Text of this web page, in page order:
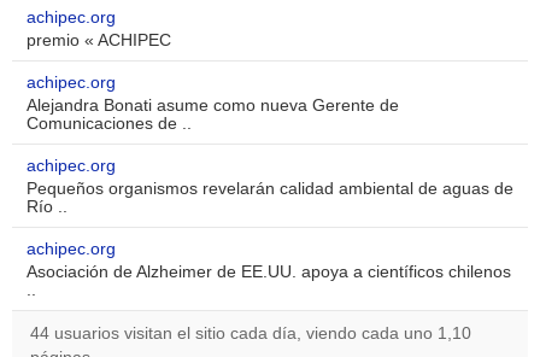
achipec.org
premio « ACHIPEC
achipec.org
Alejandra Bonati asume como nueva Gerente de
Comunicaciones de ..
achipec.org
Pequeños organismos revelarán calidad ambiental de aguas de
Río ..
achipec.org
Asociación de Alzheimer de EE.UU. apoya a científicos chilenos
..
44 usuarios visitan el sitio cada día, viendo cada uno 1,10